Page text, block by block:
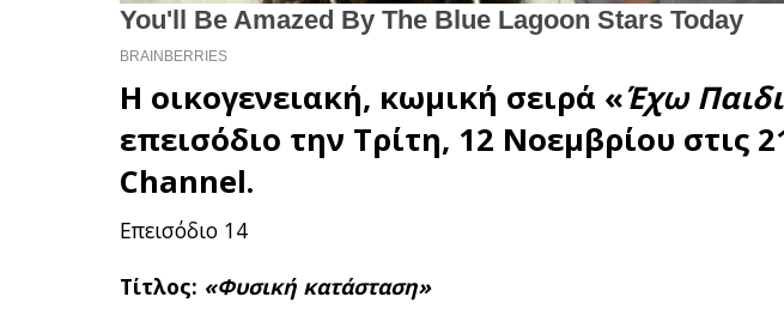
H οικογενειακή, κωμική σειρά «Έχω
επεισόδιο την Τρίτη, 12 Νοεμβρίου στις
Channel.
Επεισόδιο 14
Τίτλος: «Φυσική κατάσταση»